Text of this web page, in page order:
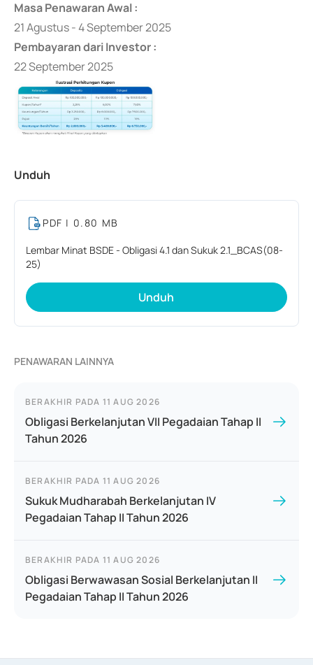
Masa Penawaran Awal :
21 Agustus - 4 September 2025
Pembayaran dari Investor :
22 September 2025
Unduh
PDF | 0.80 MB
Lembar Minat BSDE - Obligasi 4.1 dan Sukuk 2.1_BCAS(08-
25)
Unduh
PENAWARAN LAINNYA
BERAKHIR PADA 11 AUG 2026
Obligasi Berkelanjutan VII Pegadaian Tahap II
Tahun 2026
BERAKHIR PADA 11 AUG 2026
Sukuk Mudharabah Berkelanjutan IV
Pegadaian Tahap II Tahun 2026
BERAKHIR PADA 11 AUG 2026
Obligasi Berwawasan Sosial Berkelanjutan II
Pegadaian Tahap II Tahun 2026